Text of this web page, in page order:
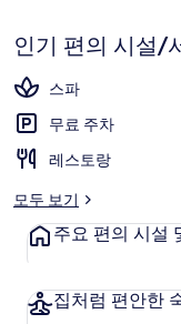
기
인기 편의 시설/
스파
무료 주차
레스토랑
모두 보기
주요 편의 시설
집처럼 편안한